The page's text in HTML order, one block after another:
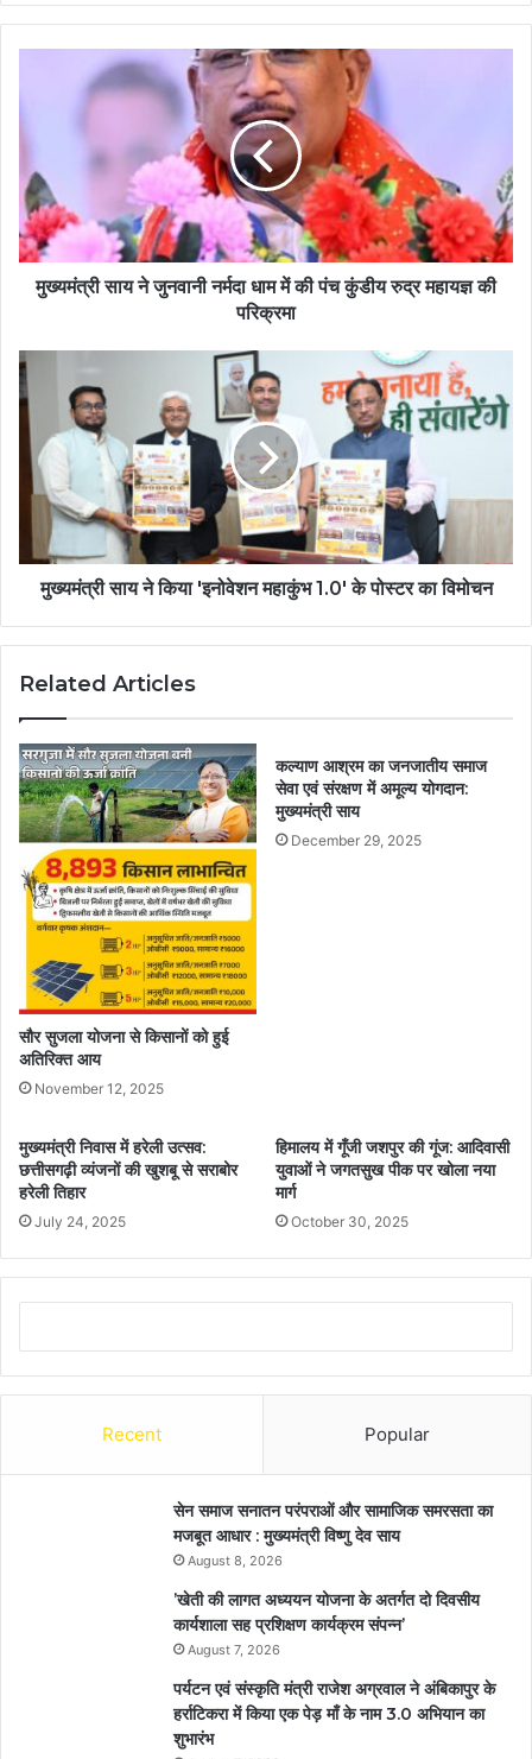
मुख्यमंत्री साय ने जुनवानी नर्मदा धाम में की पंच कुंडीय रुद्र महायज्ञ की
परिक्रमा
मुख्यमंत्री साय ने किया 'इनोवेशन महाकुंभ 1.0' के पोस्टर का विमोचन
Related Articles
सौर सुजला योजना से किसानों को हुई
अतिरिक्त आय
November 12, 2025
कल्याण आश्रम का जनजातीय समाज
सेवा एवं संरक्षण में अमूल्य योगदान:
मुख्यमंत्री साय
December 29, 2025
मुख्यमंत्री निवास में हरेली उत्सव:
छत्तीसगढ़ी व्यंजनों की खुशबू से सराबोर
हरेली तिहार
July 24, 2025
हिमालय में गूँजी जशपुर की गूंज: आदिवासी
युवाओं ने जगतसुख पीक पर खोला नया
मार्ग
October 30, 2025
Recent Popular
सेन समाज सनातन परंपराओं और सामाजिक समरसता का
मजबूत आधार : मुख्यमंत्री विष्णु देव साय
August 8, 2026
’खेती की लागत अध्ययन योजना के अतर्गत दो दिवसीय
कार्यशाला सह प्रशिक्षण कार्यक्रम संपन्न’
August 7, 2026
पर्यटन एवं संस्कृति मंत्री राजेश अग्रवाल ने अंबिकापुर के
हर्राटिकरा में किया एक पेड़ माँ के नाम 3.0 अभियान का
शुभारंभ